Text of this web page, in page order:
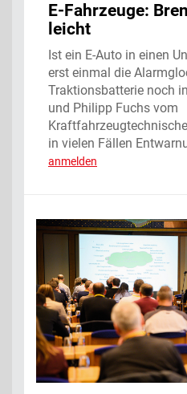
E-Fahrzeuge:
leicht
Ist ein E-Auto in einen
erst einmal die
Traktionsbatterie noch
und Philipp Fuchs vom
in vielen Fällen
anmelden